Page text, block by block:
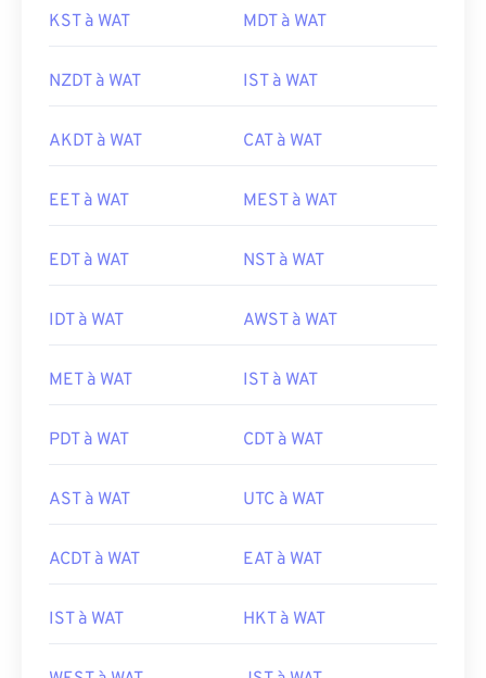
KST à WAT MDT à WAT
NZDT à WAT IST à WAT
AKDT à WAT CAT à WAT
EET à WAT MEST à WAT
EDT à WAT NST à WAT
IDT à WAT AWST à WAT
MET à WAT IST à WAT
PDT à WAT CDT à WAT
AST à WAT UTC à WAT
ACDT à WAT EAT à WAT
IST à WAT HKT à WAT